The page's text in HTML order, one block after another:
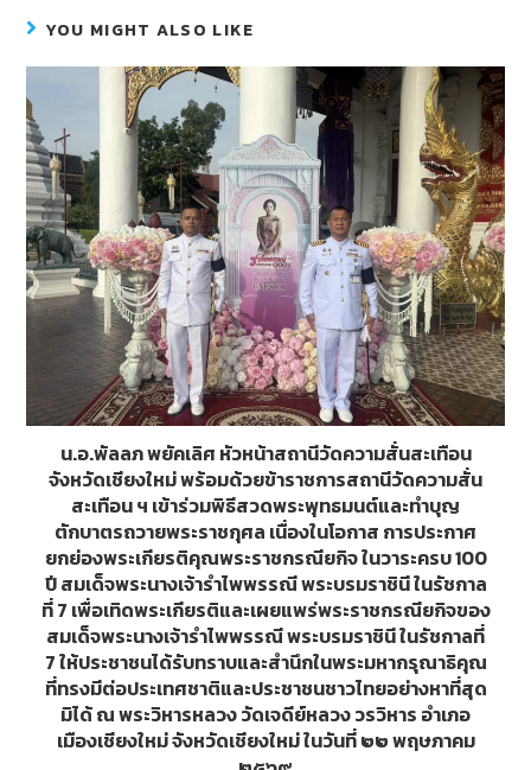
b
o
k
er e
n
g
er
YOU MIGHT ALSO LIKE
น.อ.พัลลภ พยัคเลิศ หัวหน้าสถานีวัดความสั่นสะเทือน
จังหวัดเชียงใหม่ พร้อมด้วยข้าราชการสถานีวัดความสั่น
สะเทือน ฯ เข้าร่วมพิธีสวดพระพุทธมนต์และทำบุญ
ตักบาตรถวายพระราชกุศล เนื่องในโอกาส การประกาศ
ยกย่องพระเกียรติคุณพระราชกรณียกิจ ในวาระครบ 100
ปี สมเด็จพระนางเจ้ารำไพพรรณี พระบรมราชินี ในรัชกาล
ที่ 7 เพื่อเทิดพระเกียรติและเผยแพร่พระราชกรณียกิจของ
สมเด็จพระนางเจ้ารำไพพรรณี พระบรมราชินี ในรัชกาลที่
7 ให้ประชาชนได้รับทราบและสำนึกในพระมหากรุณาธิคุณ
ที่ทรงมีต่อประเทศชาติและประชาชนชาวไทยอย่างหาที่สุด
มิได้ ณ พระวิหารหลวง วัดเจดีย์หลวง วรวิหาร อำเภอ
เมืองเชียงใหม่ จังหวัดเชียงใหม่ ในวันที่ ๒๒ พฤษภาคม